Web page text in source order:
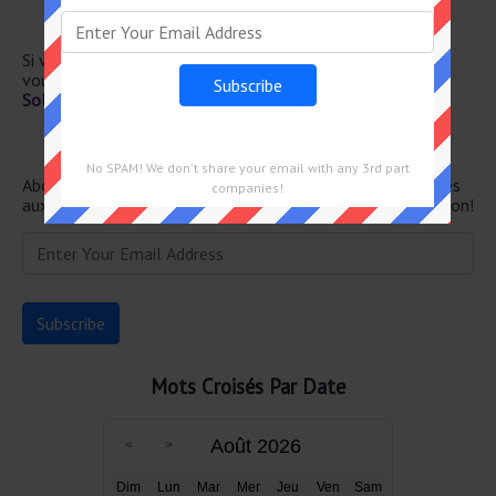
Somme compensatoire
Si vous avez déjà résolu cet indice de mots croisés et que
vous recherchez le message principal, rendez-vous sur
Solution Le Monde Mots Croisés du 12 Janvier 2025
Abonnez-vous ci-dessous et recevez les dernières réponses
aux mots croisés directement dans votre boîte de réception!
Mots Croisés Par Date
Août 2026
Dim Lun Mar Mer Jeu Ven Sam
No SPAM! We don't share your email with any 3rd part
companies!